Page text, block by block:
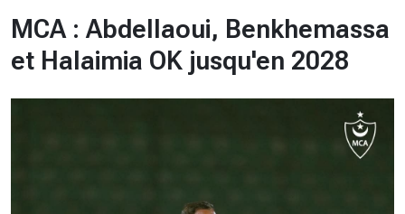
MCA : Abdellaoui, Benkhemassa
et Halaimia OK jusqu'en 2028